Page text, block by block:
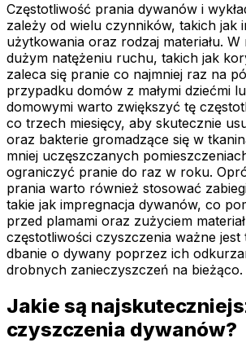
Częstotliwość prania dywanów i
zależy od wielu czynników, takich jak
użytkowania oraz rodzaj materiału. W
dużym natężeniu ruchu, takich jak
zaleca się pranie co najmniej raz na
przypadku domów z małymi dziećmi
domowymi warto zwiększyć tę
co trzech miesięcy, aby skutecznie
oraz bakterie gromadzące się w
mniej uczęszczanych
ograniczyć pranie do raz w roku.
prania warto również stosować
takie jak impregnacja dywanów, co
przed plamami oraz zużyciem
częstotliwości czyszczenia ważne jest
dbanie o dywany poprzez ich
drobnych zanieczyszczeń na bieżąco.
Jakie są
czyszczenia dywanów?